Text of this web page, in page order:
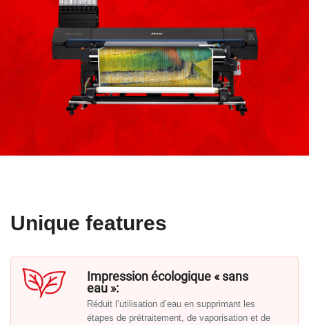
Unique features
Impression écologique « sans
eau »:
Réduit l’utilisation d’eau en supprimant les
étapes de prétraitement, de vaporisation et de